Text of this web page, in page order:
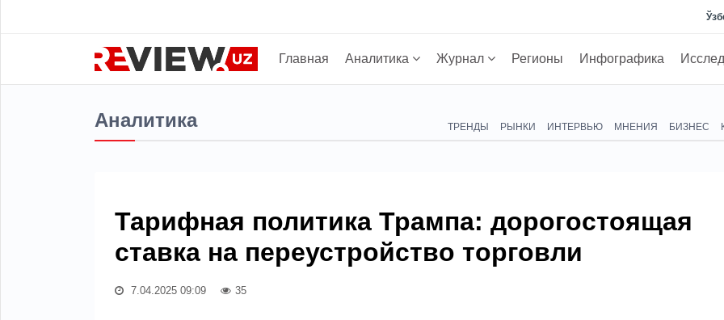
Главная Аналитика Журнал Регионы Инфографика
Аналитика ТРЕНДЫ РЫНКИ ИНТЕРВЬЮ МНЕНИЯ БИЗНЕС
Тарифная политика Трампа: дорогостоящая
ставка на переустройство торговли
7.04.2025 09:09 35